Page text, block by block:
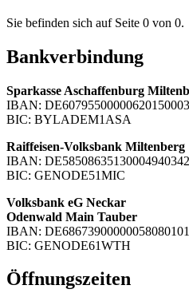
Sie befinden sich auf Seite 0 von 0.
Bankverbindung
Sparkasse Aschaffenburg
IBAN: DE60795500000620150003
BIC: BYLADEM1ASA
Raiffeisen-Volksbank Miltenberg
IBAN: DE58508635130004940342
BIC: GENODE51MIC
Volksbank eG Neckar
Odenwald Main Tauber
IBAN: DE68673900000058080101
BIC: GENODE61WTH
Öffnungszeiten